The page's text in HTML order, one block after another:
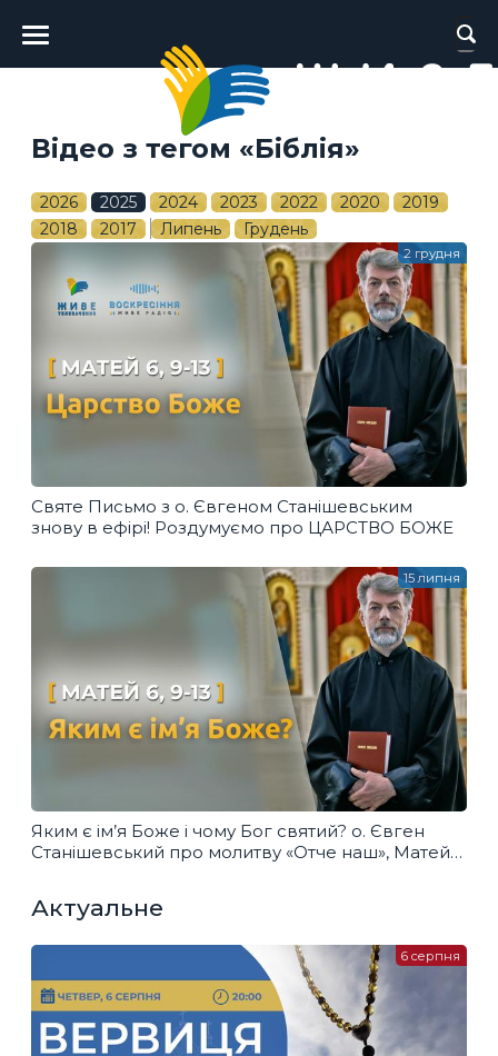
Головне
меню
Відео з тегом «Біблія»
2026 2025 2024 2023 2022 2020
2019
2018
2017 Липень Грудень
Святе Письмо з о. Євгеном Станішевським
знову в ефірі! Роздумуємо про ЦАРСТВО БОЖЕ
2 грудня
Яким є ім’я Боже і чому Бог святий? о. Євген
Станішевський про молитву «Отче наш», Матей
15 липня
Актуальне
6 серпня